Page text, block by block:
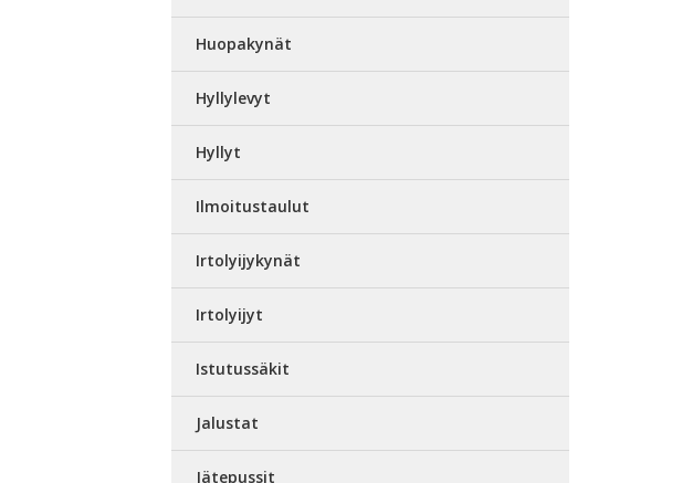
Huopakynät
Hyllylevyt
Hyllyt
Ilmoitustaulut
Irtolyijykynät
Irtolyijyt
Istutussäkit
Jalustat
Jätepussit